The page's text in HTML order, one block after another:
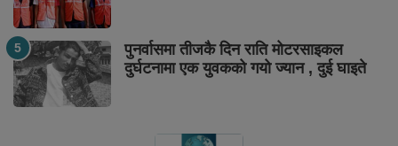
पुनर्वासमा तीजकै दिन राति मोटरसाइकल
दुर्घटनामा एक युवकको गयो ज्यान , दुई घाइते